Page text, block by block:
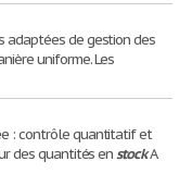
adaptées de gestion des
uniforme. Les
: contrôle quantitatif et
des quantités enstockA